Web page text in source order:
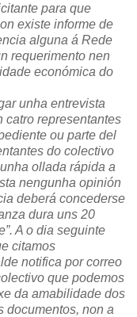
para que
existe informe de
alguna á Rede
requerimento nen
económica do
unha entrevista
catro representantes
ou parte del
do colectivo
ollada rápida a
nengunha opinión
deberá concederse
dura uns 20
A o dia seguinte
citamos
notifica por correo
que podemos
da amabilidade dos
documentos, non a